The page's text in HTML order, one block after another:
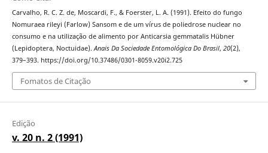
Carvalho, R. C. Z. de, Moscardi, F., & Foerster, L. A. (1991). Efeito do fungo
Nomuraea rileyi (Farlow) Sansom e de um vírus de poliedrose nuclear no
consumo e na utilização de alimento por Anticarsia gemmatalis Hübner
(Lepidoptera, Noctuidae). Anais Da Sociedade Entomológica Do Brasil, 20(2),
379–393. https://doi.org/10.37486/0301-8059.v20i2.725
Fomatos de Citação
Edição
v. 20 n. 2 (1991)